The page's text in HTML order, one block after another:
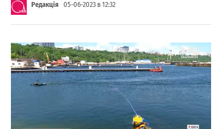
Редакція 05-06-2023 в 12:32